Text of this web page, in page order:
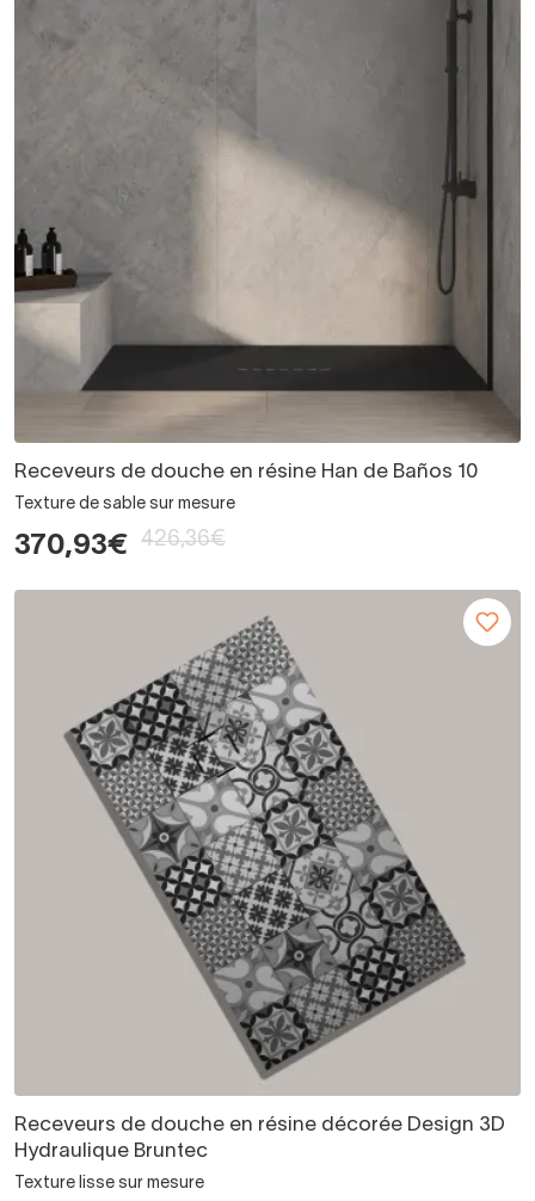
Receveurs de douche en résine Han de Baños 10
Texture de sable sur mesure
370,93€ 426,36€
Receveurs de douche en résine décorée Design 3D
Hydraulique Bruntec
Texture lisse sur mesure